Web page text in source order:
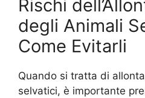
Rischi
degli Animali
Come Evitarli
Quando si tratta di
selvatici, è importante